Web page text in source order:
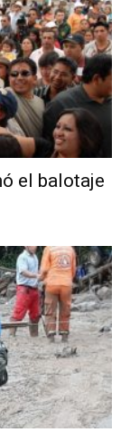
el balotaje